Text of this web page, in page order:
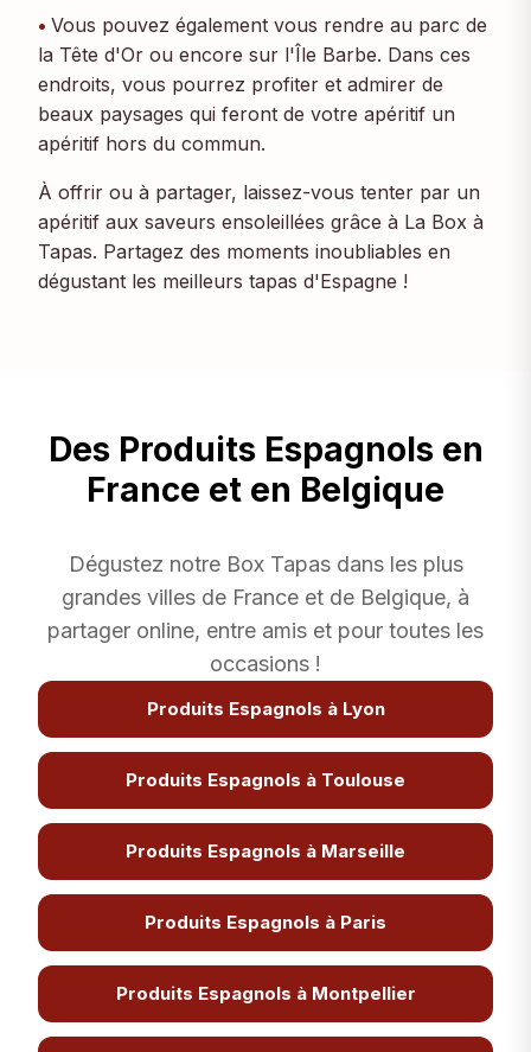
Vous pouvez également vous rendre au parc de
la Tête d'Or ou encore sur l'Île Barbe. Dans ces
endroits, vous pourrez profiter et admirer de
beaux paysages qui feront de votre apéritif un
apéritif hors du commun.
À offrir ou à partager, laissez-vous tenter par un
apéritif aux saveurs ensoleillées grâce à La Box à
Tapas. Partagez des moments inoubliables en
dégustant les meilleurs tapas d'Espagne !
Des Produits Espagnols en
France et en Belgique
Dégustez notre Box Tapas dans les plus
grandes villes de France et de Belgique, à
partager online, entre amis et pour toutes les
occasions !
Produits Espagnols à Lyon
Produits Espagnols à Toulouse
Produits Espagnols à Marseille
Produits Espagnols à Paris
Produits Espagnols à Montpellier